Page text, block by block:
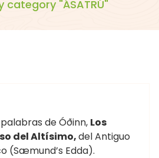
category "ÁSATRÚ"
CULTURA NÓRDICA
MITOLOGÍA GERMANA
MITOS Y LEYENDAS
de Óðinn, Los
del Altísimo,del Antiguo
(Sæmund’s Edda).